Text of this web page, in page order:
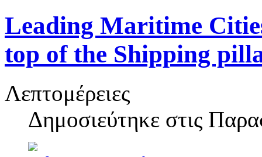
Leading Maritime
top of the Shipping
Λεπτομέρειες
Δημοσιεύτηκε στις